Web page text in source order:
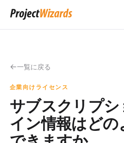
一覧に戻る
企業向けライセンス
サブスクリプ
イン情報はどの